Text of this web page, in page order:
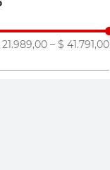
– $ 41.791,00